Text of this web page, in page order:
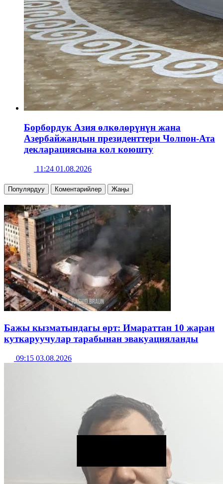
Борбордук Азия өлкөлөрүнүн жана
Азербайжандын президенттери Чолпон-Ата
декларациясына кол коюшту
11:24 01.08.2026
Популярдуу Коментарийлер Жаңы
Бажы кызматындагы өрт: Имараттан 10 жаран
куткаруучулар тарабынан эвакуацияланды
09:15 03.08.2026